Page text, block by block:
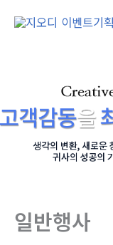
뛰
일반행사